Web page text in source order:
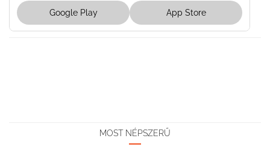
Google Play App Store
MOST NÉPSZERŰ